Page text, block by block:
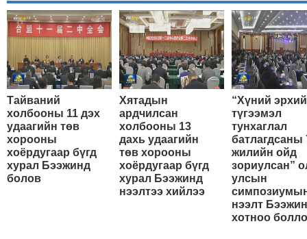
Тайваний
холбооны 11 дэх
удаагийн төв
хорооны
хоёрдугаар бүгд
хурал Бээжинд
болов
Хятадын
ардчилсан
холбооны 13
дахь удаагийн
төв хорооны
хоёрдугаар бүгд
хурал Бээжинд
нээлтээ хийлээ
“Хүний
түгээмэл
тунхаглал
батлагдсаны
жилийн ойд
зориулсан”
улсын
нээлт Бээжин
хотноо